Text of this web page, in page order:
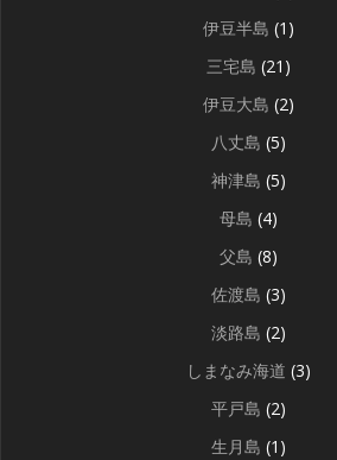
伊豆半島 (1)
三宅島 (21)
伊豆大島 (2)
八丈島 (5)
神津島 (5)
母島 (4)
父島 (8)
佐渡島 (3)
淡路島 (2)
しまなみ海道 (3)
平戸島 (2)
生月島 (1)